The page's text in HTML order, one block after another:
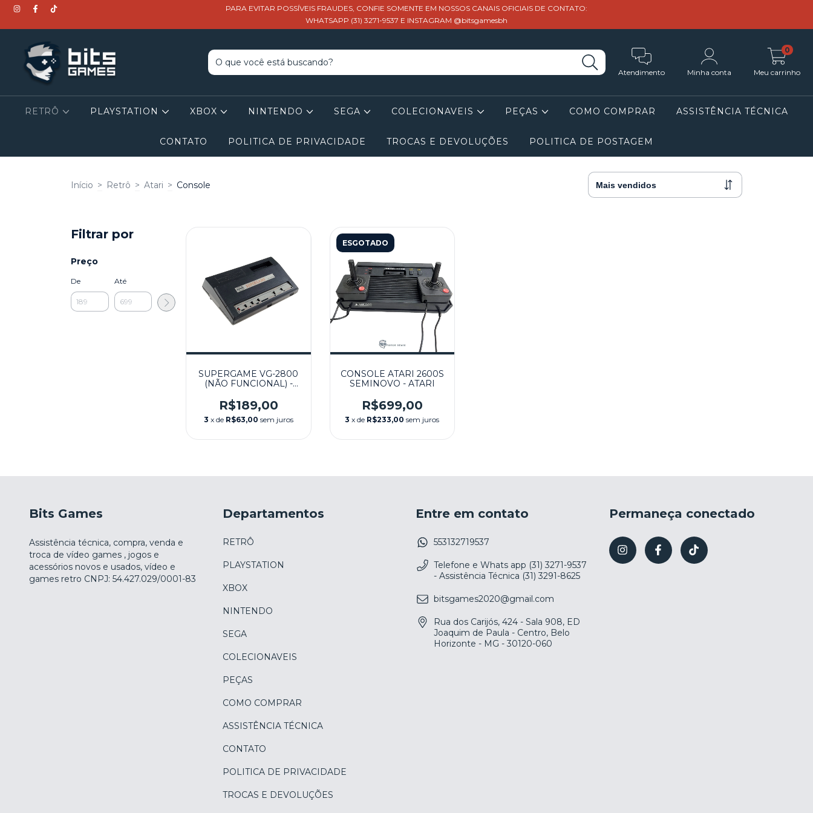
PARA EVITAR POSSÍVEIS FRAUDES, CONFIE SOMENTE EM NOSSOS CANAIS OFICIAIS DE CONTATO:
WHATSAPP (31) 3271-9537 E INSTAGRAM @bitsgamesbh
Atendimento Minha conta Meu carrinho
0
RETRÔ PLAYSTATION XBOX NINTENDO SEGA COLECIONAVEIS PEÇAS COMO COMPRAR ASSISTÊNCIA TÉCNICA
CONTATO POLITICA DE PRIVACIDADE TROCAS E DEVOLUÇÕES POLITICA DE POSTAGEM
Início > Retrô > Atari > Console
Filtrar por
Preço
De Até
SUPERGAME VG-2800
(NÃO FUNCIONAL) -
R$189,00
3 x de R$63,00 sem juros
ESGOTADO
CONSOLE ATARI 2600S
SEMINOVO - ATARI
R$699,00
3 x de R$233,00 sem juros
Bits Games
Assistência técnica, compra, venda e
troca de vídeo games , jogos e
acessórios novos e usados, vídeo e
games retro CNPJ: 54.427.029/0001-83
Departamentos
RETRÔ
PLAYSTATION
XBOX
NINTENDO
SEGA
COLECIONAVEIS
PEÇAS
COMO COMPRAR
ASSISTÊNCIA TÉCNICA
CONTATO
POLITICA DE PRIVACIDADE
TROCAS E DEVOLUÇÕES
Entre em contato
553132719537
Telefone e Whats app (31) 3271-9537
- Assistência Técnica (31) 3291-8625
bitsgames2020@gmail.com
Rua dos Carijós, 424 - Sala 908, ED
Joaquim de Paula - Centro, Belo
Horizonte - MG - 30120-060
Permaneça conectado